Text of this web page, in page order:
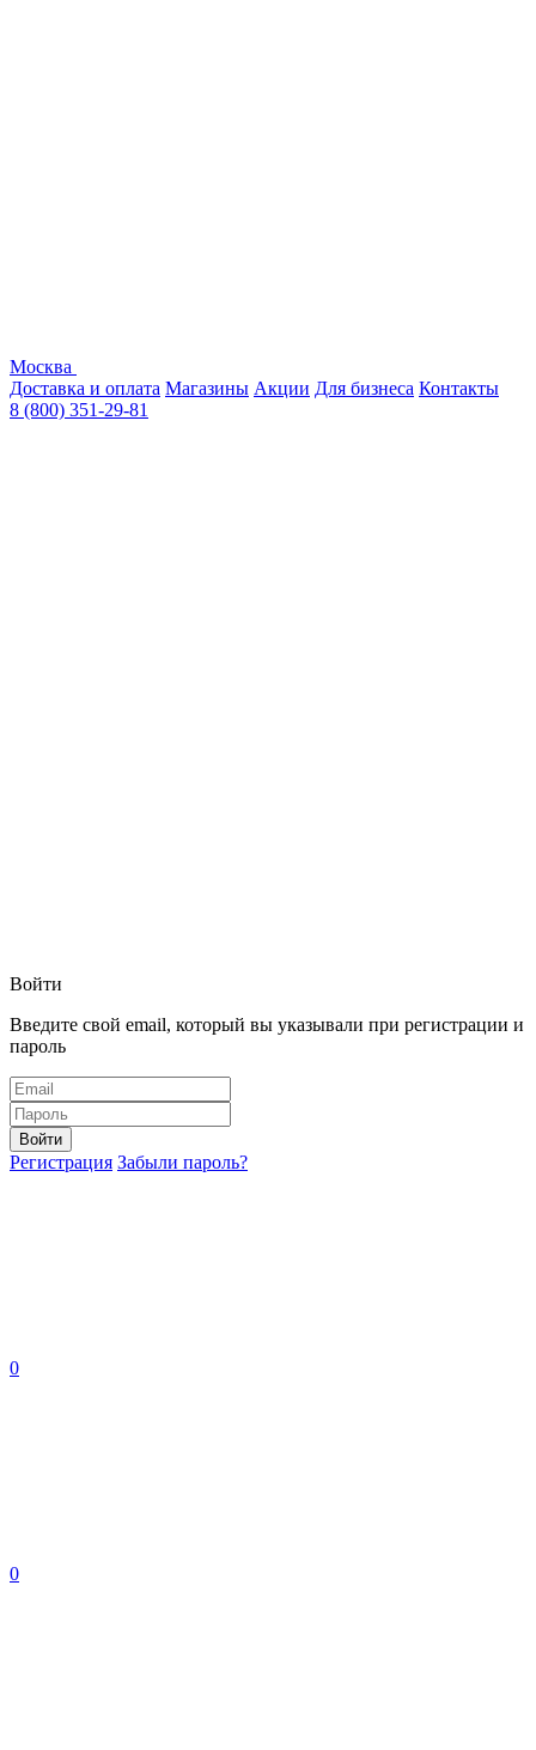
Москва
Доставка и оплата Магазины Акции Для бизнеса Контакты
8 (800) 351-29-81
Войти
Введите свой email, который вы указывали при регистрации и
пароль
Войти
Регистрация Забыли пароль?
0
0